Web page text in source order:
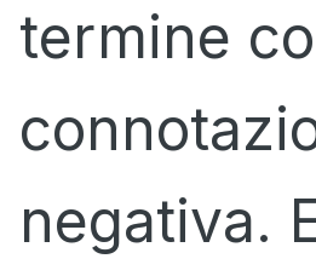
termine
negativa.